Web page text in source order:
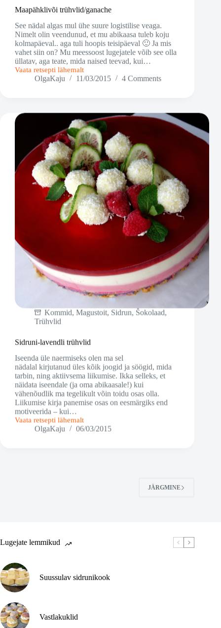
Maapähklivõi trühvlid/ganache
See nädal algas mul ühe suure logistilise veaga.
Nimelt olin veendunud, et mu abikaasa tuleb koju
kolmapäeval.. aga tuli hoopis teisipäeval 🙂 Ja mis
vahet siin on? Mu meessoost lugejatele võib see olla
üllatav, aga teate, mida naised teevad, kui…
Vaata retsepti lähemalt
Maapähklivõi
trühvlid/ganache
OlgaKaju 11/03/2015 4 Comments
Kommid, Magustoit, Sidrun, Šokolaad,
Trühvlid
Sidruni-lavendli trühvlid
Iseenda üle naermiseks olen ma sel
nädalal kirjutanud üles kõik joogid ja söögid, mida
tarbin, ning aktiivsema liikumise. Ikka selleks, et
näidata iseendale (ja oma abikaasale!) kui
vähenõudlik ma tegelikult võin toidu osas olla.
Liikumise kirja panemise osas on eesmärgiks end
motiveerida – kui…
Vaata retsepti lähemalt
Sidruni-
lavendliOlgaKaju 06/03/2015
JÄRGMINE
Lugejate lemmikud
Suussulav sidrunikook
Vastlakuklid